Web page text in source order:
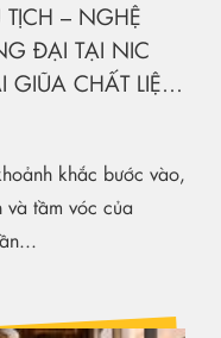
– NGHỆ
ĐẠI TẠI NIC
GIŨA CHẤT LIỆU
SANG
khắc bước vào,
và tầm vóc của